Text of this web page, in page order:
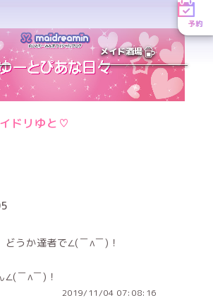
予約
メイド酒場
ドリゆと♡
どうか達者で∠(￣∧￣)！
∠(￣∧￣)！
2019/11/04 07:08:16